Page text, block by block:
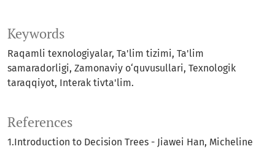
Keywords
Raqamli texnologiyalar, Ta'lim tizimi, Ta'lim
samaradorligi, Zamonaviy o‘quvusullari, Texnologik
taraqqiyot, Interak tivta'lim.
References
1.Introduction to Decision Trees - Jiawei Han, Micheline